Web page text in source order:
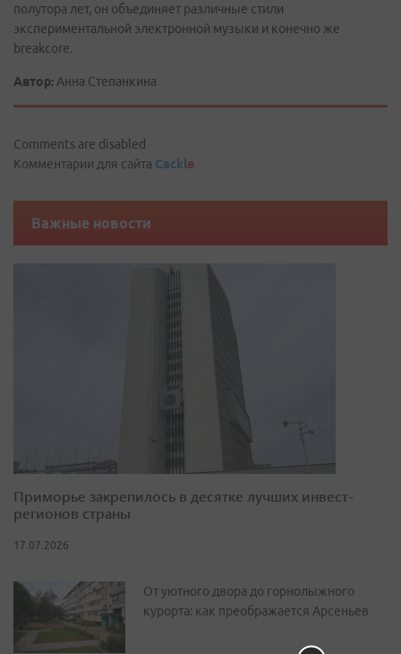
полутора лет, он объединяет различные стили
экспериментальной электронной музыки и конечно же
breakcore.
Автор: Анна Степанкина
Comments are disabled
Комментарии для сайта Cackle
Важные новости
Приморье закрепилось в десятке лучших инвест-
регионов страны
17.07.2026
От уютного двора до горнолыжного
курорта: как преображается Арсеньев